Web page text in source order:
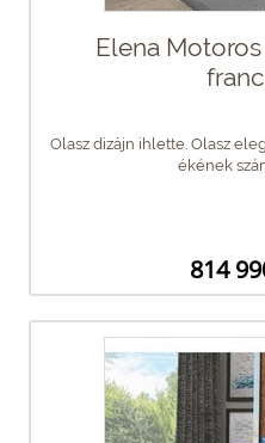
Elena
Olasz dizájn ihlette. Olasz
ékének
814